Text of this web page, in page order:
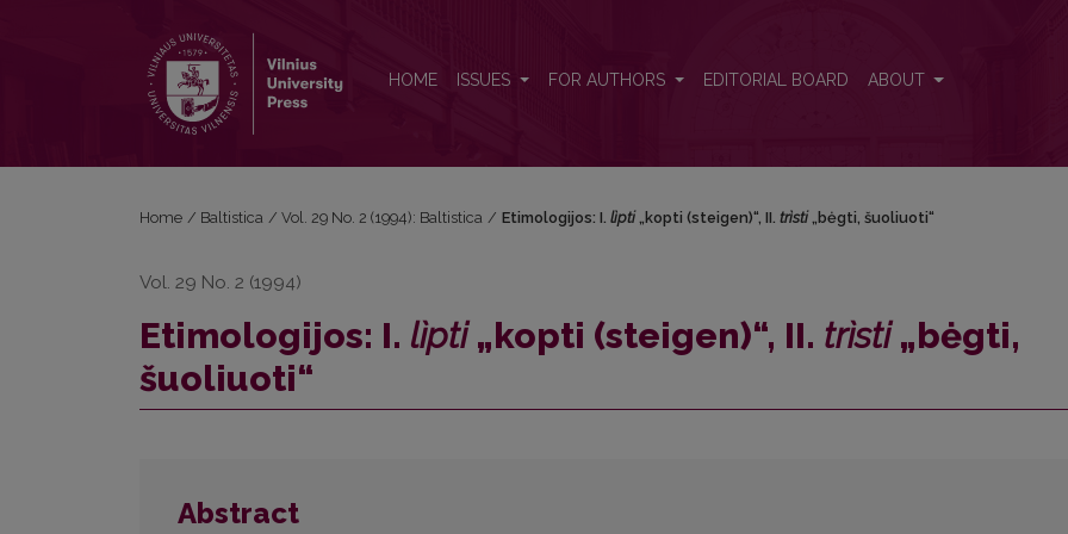
HOME ISSUES FOR AUTHORS EDITORIAL BOARD ABOUT
Home / Baltistica / Vol. 29 No. 2 (1994): Baltistica / Etimologijos: I. lìpti„kopti (steigen)“, II. trìsti„bėgti, šuoliuoti“
Vol. 29 No. 2 (1994)
Etimologijos: I. lìpti„kopti (steigen)“, II. trìsti„bėgti,
šuoliuoti“
Abstract